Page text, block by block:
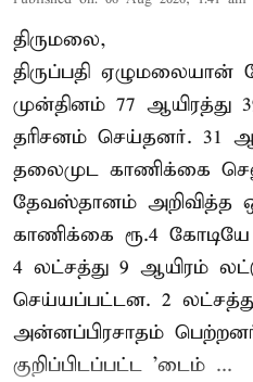
திருமலை,
திருப்பதி ஏழுமலையான்
முன்தினம் 77 ஆயிரத்து
தரிசனம் செய்தனர். 31
தலைமுட காணிக்கை
தேவஸ்தானம் அறிவித்த
காணிக்கை ரூ.4
4 லட்சத்து 9 ஆயிரம்
செய்யப்பட்டன. 2
அன்னப்பிரசாதம்
குறிப்பிடப்பட்ட 'டைம் ...